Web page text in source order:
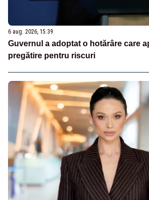
6 aug. 2026, 15:39
Guvernul a adoptat o hotărâre care
pregătire pentru riscuri